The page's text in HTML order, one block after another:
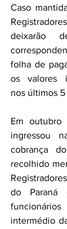
Caso
deixarão
folha de
os valores
nos últimos 5
Em outubro
ingressou
cobrança
recolhido
do Paraná
intermédio